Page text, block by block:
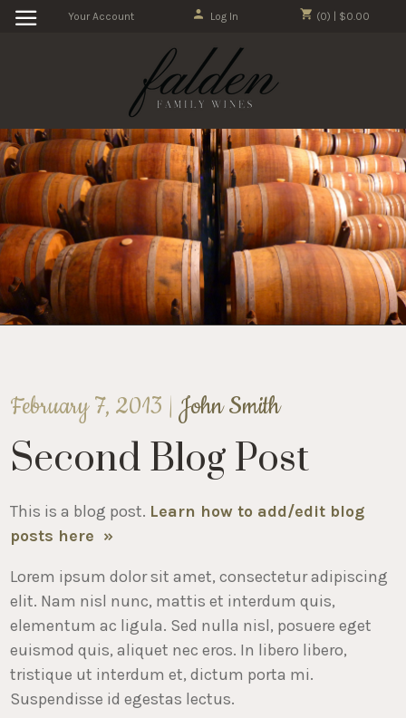
(0) | $0.00
Your Account Log In
February 7, 2013 |John Smith
Second Blog Post
This is a blog post. Learn how to add/edit blog
posts here »
Lorem ipsum dolor sit amet, consectetur adipiscing
elit. Nam nisl nunc, mattis et interdum quis,
elementum ac ligula. Sed nulla nisl, posuere eget
euismod quis, aliquet nec eros. In libero libero,
tristique ut interdum et, dictum porta mi.
Suspendisse id egestas lectus.